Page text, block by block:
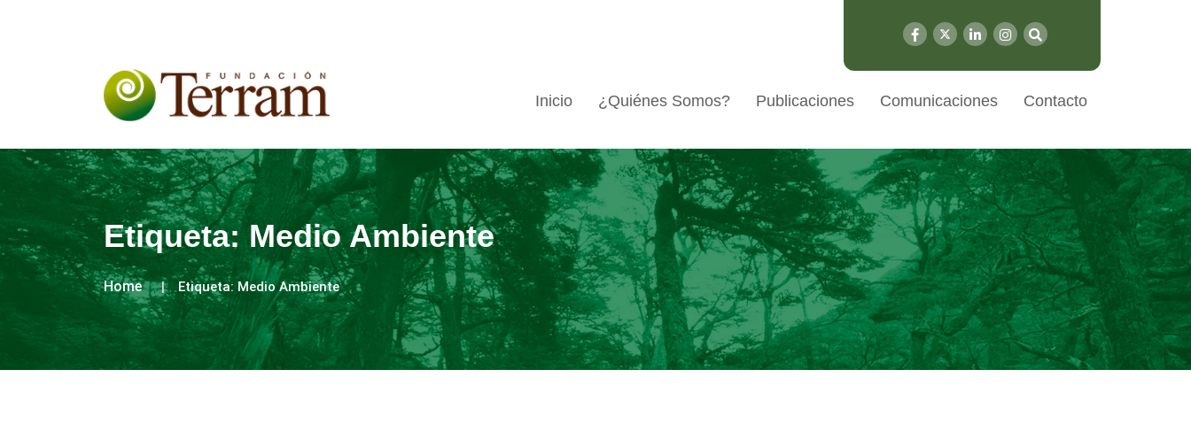
Inicio ¿Quiénes Somos? Publicaciones Comunicaciones Contacto
Etiqueta:Medio Ambiente
Home Etiqueta:Medio Ambiente